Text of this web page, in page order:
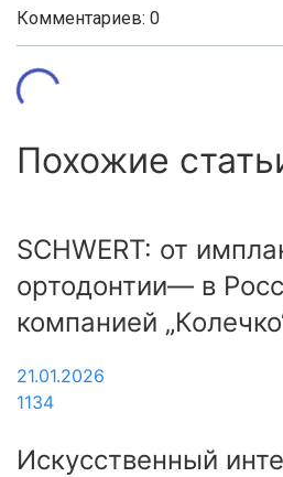
Комментариев: 0
Похожие
SCHWERT: от
ортодонтии— в
компанией
21.01.2026
1134
Искусственный